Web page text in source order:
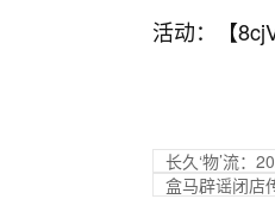
活动：【
长久‘物’流：
盒马辟谣闭店